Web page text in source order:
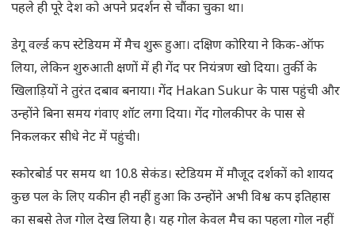
पहले ही पूरे देश को अपने प्रदर्शन से चौंका चुका था।
डेगू वर्ल्ड कप स्टेडियम में मैच शुरू हुआ। दक्षिण कोरिया ने किक-ऑफ
लिया, लेकिन शुरुआती क्षणों में ही गेंद पर नियंत्रण खो दिया। तुर्की के
खिलाड़ियों ने तुरंत दबाव बनाया। गेंद Hakan Sukur के पास पहुंची और
उन्होंने बिना समय गंवाए शॉट लगा दिया। गेंद गोलकीपर के पास से
निकलकर सीधे नेट में पहुंची।
स्कोरबोर्ड पर समय था 10.8 सेकंड। स्टेडियम में मौजूद दर्शकों को शायद
कुछ पल के लिए यकीन ही नहीं हुआ कि उन्होंने अभी विश्व कप इतिहास
का सबसे तेज गोल देख लिया है। यह गोल केवल मैच का पहला गोल नहीं